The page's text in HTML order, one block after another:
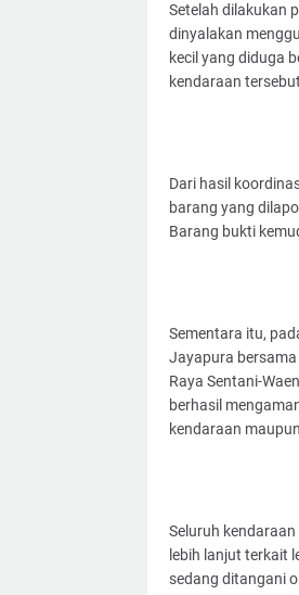
Setelah dilakukan
dinyalakan
kecil yang diduga
kendaraan
Dari hasil
barang yang
Barang bukti
Sementara itu,
Jayapura
Raya Sentani-
berhasil
kendaraan
Seluruh
lebih lanjut terkait
sedang ditangani